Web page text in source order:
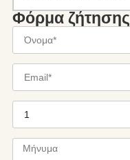
Φόρμα ζήτησης